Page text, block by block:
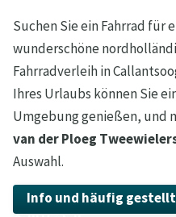
Suchen Sie ein Fahrrad für
wunderschöne
Fahrradverleih in
Ihres Urlaubs können Sie
Umgebung genießen, und
van der Ploeg
Auswahl.
Info und häufig